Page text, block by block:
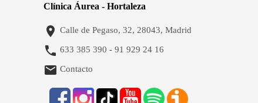
Clínica Áurea - Hortaleza
 Calle de Pegaso, 32, 28043, Madrid
 633 385 390 - 91 929 24 16
 Contacto